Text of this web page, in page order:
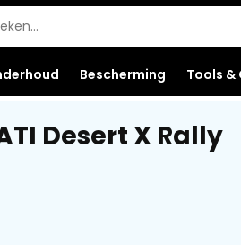
Bescherming Tools &
Desert X Rally